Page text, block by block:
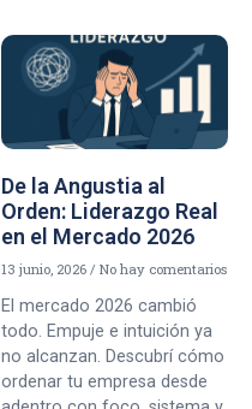
De la Angustia al
Orden: Liderazgo Real
en el Mercado 2026
13 junio, 2026 No hay comentarios
El mercado 2026 cambió
todo. Empuje e intuición ya
no alcanzan. Descubrí cómo
ordenar tu empresa desde